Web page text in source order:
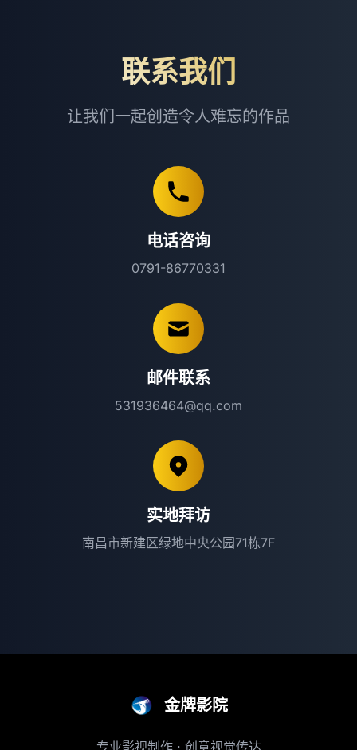
联系我们
让我们一起创造令人难忘的作品
电话咨询
0791-86770331
邮件联系
531936464@qq.com
实地拜访
南昌市新建区绿地中央公园71栋7F
金牌影院
专业影视制作 · 创意视觉传达